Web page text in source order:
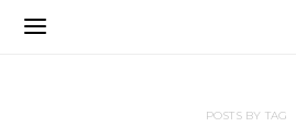
POSTS BY TAG